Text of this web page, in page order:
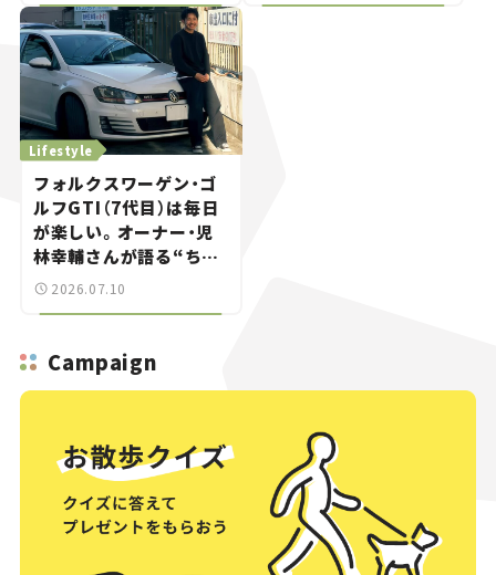
Lifestyle
フォルクスワーゲン・ゴ
ルフGTI（7代目）は毎日
が楽しい。オーナー・児
林幸輔さんが語る“ちょ
うどいいスポーツカ
2026.07.10
Campaign